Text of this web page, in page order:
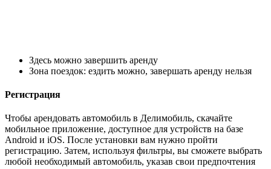
Здесь можно завершить аренду
Зона поездок: ездить можно, завершать аренду нельзя
Регистрация
Чтобы арендовать автомобиль в Делимобиль, скачайте
мобильное приложение, доступное для устройств на базе
Android и iOS. После установки вам нужно пройти
регистрацию. Затем, используя фильтры, вы сможете выбрать
любой необходимый автомобиль, указав свои предпочтения